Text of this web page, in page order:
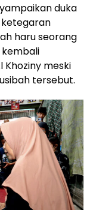
duka
ketegaran
haru seorang
Khoziny meski
tersebut.